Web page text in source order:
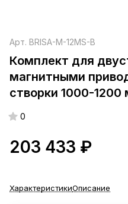
Арт. BRISA-M-12MS-B
Комплект для
магнитными
створки 1000-1200
0
203 433 ₽
ХарактеристикиОписание